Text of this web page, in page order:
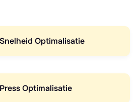
Optimalisatie
Optimalisatie